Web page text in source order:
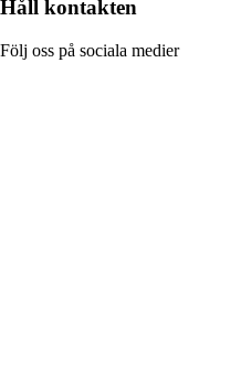
Håll kontakten
Följ oss på sociala medier